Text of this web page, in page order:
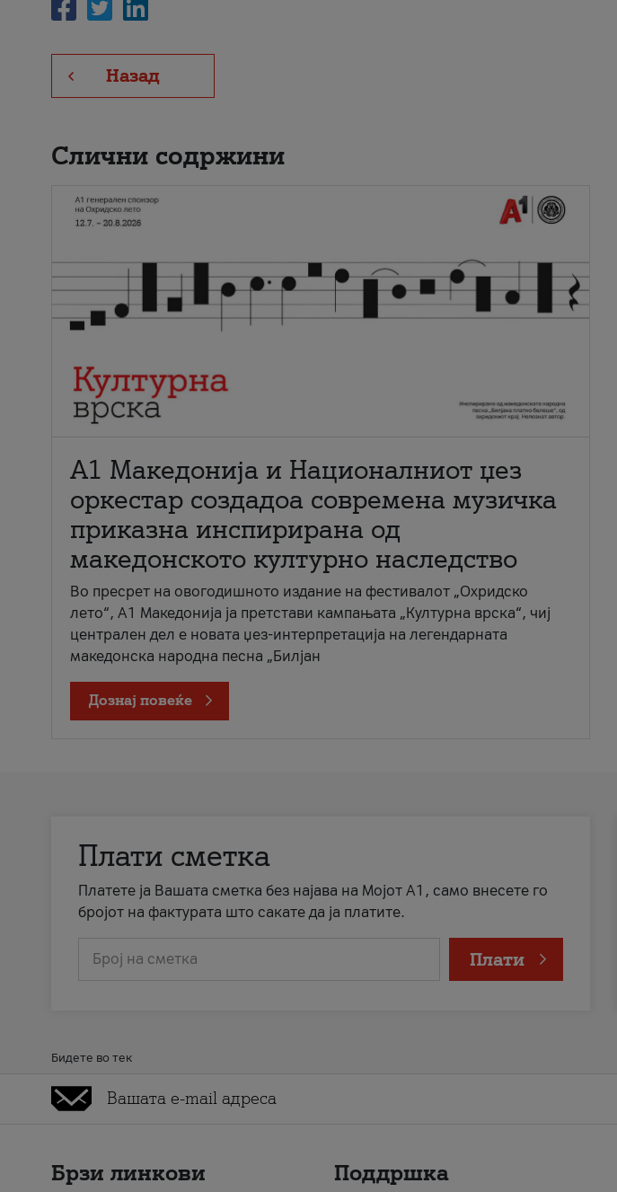
Назад
Слични содржини
А1 Македонија и Националниот џез
оркестар создадоа современа музичка
приказна инспирирана од
македонското културно наследство
Во пресрет на овогодишното издание на фестивалот „Охридско
лето“, А1 Македонија ја претстави кампањата „Културна врска“, чиј
централен дел е новата џез-интерпретација на легендарната
македонска народна песна „Билјан
Дознај повеќе
Плати сметка
Платете ја Вашата сметка без најава на Мојот А1, само внесете го
бројот на фактурата што сакате да ја платите.
Број на сметка Плати
Бидете во тек
Брзи линкови Поддршка